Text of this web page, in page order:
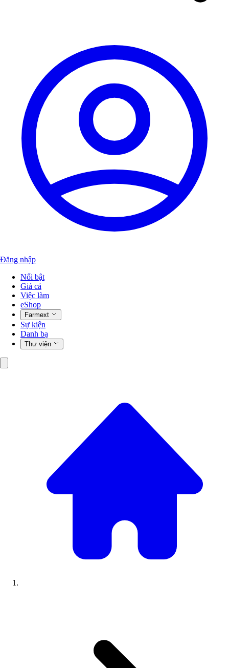
Đăng nhập
Nổi bật
Giá cả
Việc làm
eShop
Farmext
Sự kiện
Danh bạ
Thư viện